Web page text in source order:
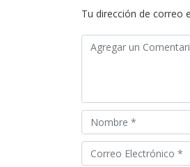
Tu dirección de correo